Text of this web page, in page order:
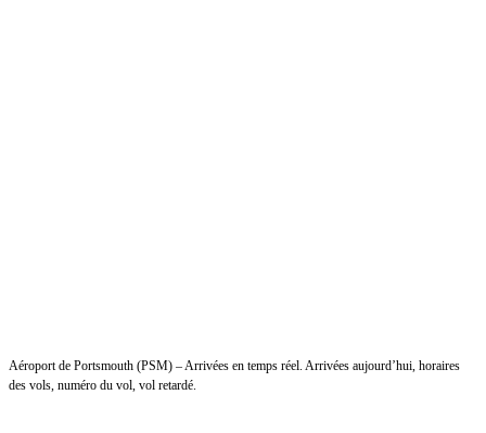
Aéroport de Portsmouth (PSM) – Arrivées en temps réel. Arrivées aujourd’hui, horaires
des vols, numéro du vol, vol retardé.